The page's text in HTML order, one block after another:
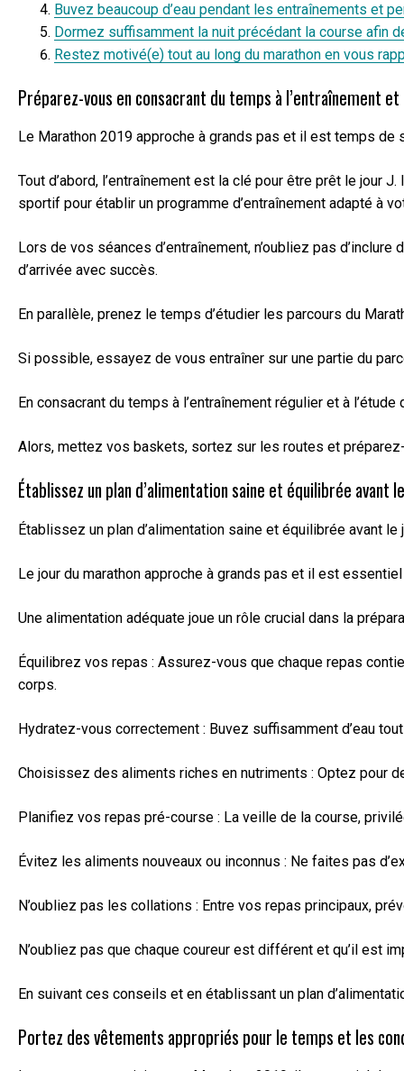
Buvez beaucoup d’eau pendant les entraînements et
Dormez suffisamment la nuit précédant la course afin
Restez motivé(e) tout au long du marathon en vous
Préparez-vous en consacrant du temps à l’entraînement
Le Marathon 2019 approche à grands pas et il est temps
Tout d’abord, l’entraînement est la clé pour être prêt le jour
sportif pour établir un programme d’entraînement adapté à
Lors de vos séances d’entraînement, n’oubliez pas
d’arrivée avec succès.
En parallèle, prenez le temps d’étudier les parcours du
Si possible, essayez de vous entraîner sur une partie du
En consacrant du temps à l’entraînement régulier et à
Alors, mettez vos baskets, sortez sur les routes et
Établissez un plan d’alimentation saine et équilibrée avant
Établissez un plan d’alimentation saine et équilibrée avant
Le jour du marathon approche à grands pas et il est
Une alimentation adéquate joue un rôle crucial dans la
Équilibrez vos repas : Assurez-vous que chaque repas
corps.
Hydratez-vous correctement : Buvez suffisamment d’eau
Choisissez des aliments riches en nutriments : Optez pour
Planifiez vos repas pré-course : La veille de la course,
Évitez les aliments nouveaux ou inconnus : Ne faites pas
N’oubliez pas les collations : Entre vos repas principaux,
N’oubliez pas que chaque coureur est différent et qu’il est
En suivant ces conseils et en établissant un plan
Portez des vêtements appropriés pour le temps et les